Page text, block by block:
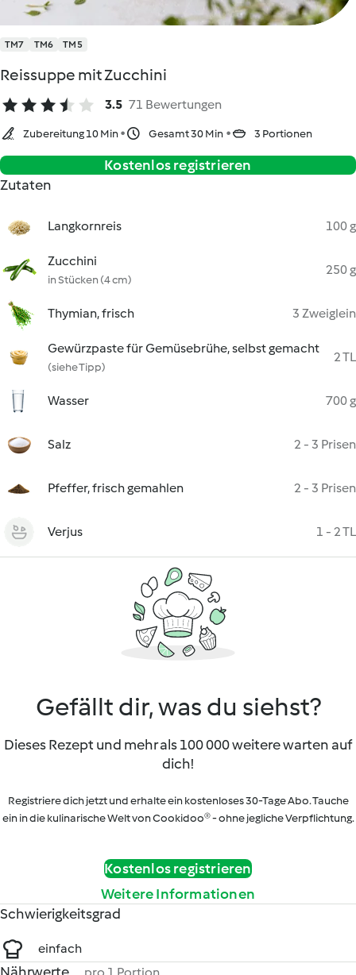
TM7 TM6 TM5
Reissuppe mit Zucchini
3.5 71 Bewertungen
Zubereitung 10 Min Gesamt 30 Min 3 Portionen
Kostenlos registrieren
Zutaten
Langkornreis 100 g
Zucchini
in Stücken (4 cm)
250 g
Thymian, frisch 3 Zweiglein
Gewürzpaste für Gemüsebrühe, selbst gemacht
(siehe Tipp)
2 TL
Wasser 700 g
Salz 2 - 3 Prisen
Pfeffer, frisch gemahlen 2 - 3 Prisen
Verjus 1 - 2 TL
Gefällt dir, was du siehst?
Dieses Rezept und mehr als 100 000 weitere warten auf
dich!
Registriere dich jetzt und erhalte ein kostenloses 30-Tage Abo. Tauche
ein in die kulinarische Welt von Cookidoo® - ohne jegliche Verpflichtung.
Kostenlos registrieren
Weitere Informationen
Schwierigkeitsgrad
einfach